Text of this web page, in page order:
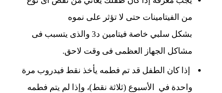
من الفيتامينات حتى لا تؤثر على نموه
بشكل سلبي خاصة فيتامين د3 والذى يتسبب فى
مشاكل الجهاز العظمى فى وقت لاحق.
إذا كان الطفل قد تم فطمه يأخذ نقط فيدروب مرة
واحدة في الأسبوع (ثلاثة نقط)، وإذا لم يتم فطمه